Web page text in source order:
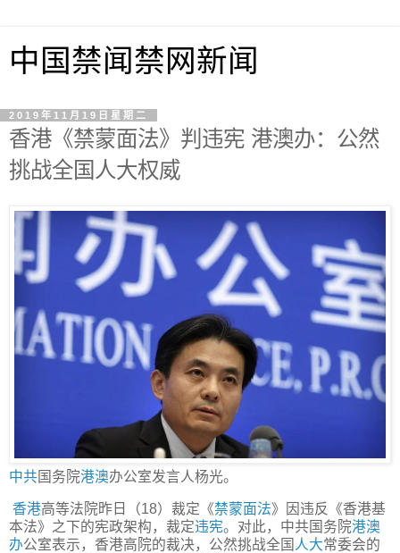
中国禁闻禁网新闻
2019年11月19日星期二
香港《禁蒙面法》判违宪 港澳办：公然
挑战全国人大权威
中共国务院港澳办公室发言人杨光。
香港高等法院昨日（18）裁定《禁蒙面法》因违反《香港基
本法》之下的宪政架构，裁定违宪。对此，中共国务院港澳
办公室表示，香港高院的裁决，公然挑战全国 人大常委会的